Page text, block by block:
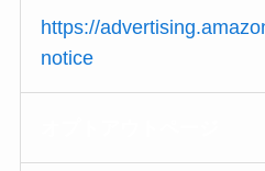
https://
notice